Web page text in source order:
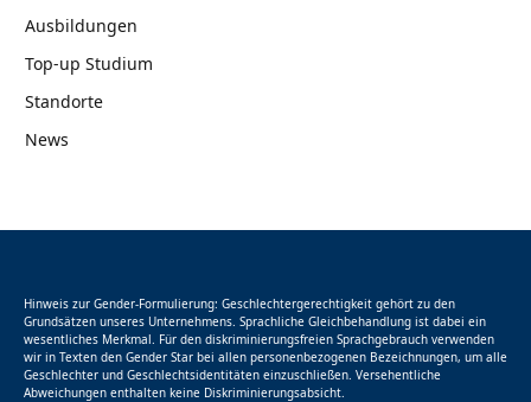
Ausbildungen
Top-up Studium
Standorte
News
Hinweis zur Gender-Formulierung: Geschlechtergerechtigkeit gehört zu den
Grundsätzen unseres Unternehmens. Sprachliche Gleichbehandlung ist dabei ein
wesentliches Merkmal. Für den diskriminierungsfreien Sprachgebrauch verwenden
wir in Texten den Gender Star bei allen personenbezogenen Bezeichnungen, um alle
Geschlechter und Geschlechtsidentitäten einzuschließen. Versehentliche
Abweichungen enthalten keine Diskriminierungsabsicht.